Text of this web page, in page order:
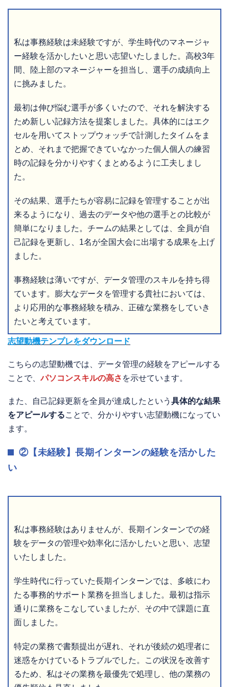
私は事務経験は未経験ですが、学生時代のマネージャ
ー経験を活かしたいと思い志望いたしました。高校3年
間、陸上部のマネージャーを担当し、選手の成績向上
に挑みました。
最初は伸び悩む選手が多くいたので、それを解決する
ため新しい記録方法を提案しました。具体的にはエク
セルを用いてストップウォッチで計測したタイムをま
とめ、それまで把握できていなかった個人個人の練習
時の記録を分かりやすくまとめるように工夫しまし
た。
その結果、選手たちが容易に記録を管理することが出
来るようになり、過去のデータや他の選手との比較が
簡単になりました。チームの結果としては、全員が自
己記録を更新し、1名が全国大会に出場する成果を上げ
ました。
事務経験は薄いですが、データ管理のスキルを持ち得
ています。膨大なデータを管理する貴社においては、
より応用的な事務経験を積み、正確な業務をしていき
たいと考えています。
志望動機テンプレをダウンロード
こちらの志望動機では、データ管理の経験をアピールする
ことで、パソコンスキルの高さ を示せています。
また、自己記録更新を全員が達成したという 具体的な結果
をアピールすることで、分かりやすい志望動機になってい
ます。
②【未経験】長期インターンの経験を活かした
い
私は事務経験はありませんが、長期インターンでの経
験をデータの管理や効率化に活かしたいと思い、志望
いたしました。
学生時代に行っていた長期インターンでは、多岐にわ
たる事務的サポート業務を担当しました。最初は指示
通りに業務をこなしていましたが、その中で課題に直
面しました。
特定の業務で書類提出が遅れ、それが後続の処理者に
迷惑をかけているトラブルでした。この状況を改善す
るため、私はその業務を最優先で処理し、他の業務の